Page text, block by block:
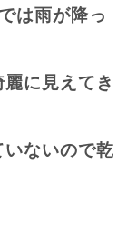
は雨が降っ
に見えてき
ないので乾